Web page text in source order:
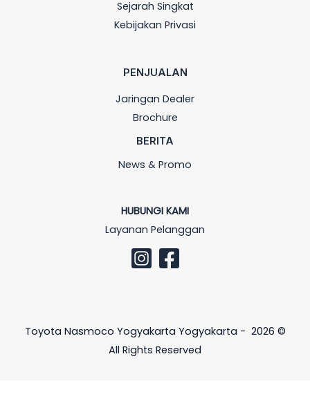
Sejarah Singkat
Kebijakan Privasi
PENJUALAN
Jaringan Dealer
Brochure
BERITA
News & Promo
HUBUNGI KAMI
Layanan Pelanggan
Toyota Nasmoco Yogyakarta Yogyakarta - 2026 ©
All Rights Reserved